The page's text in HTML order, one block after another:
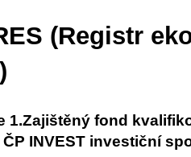
(Registr
1.Zajištěný fond
INVEST investiční